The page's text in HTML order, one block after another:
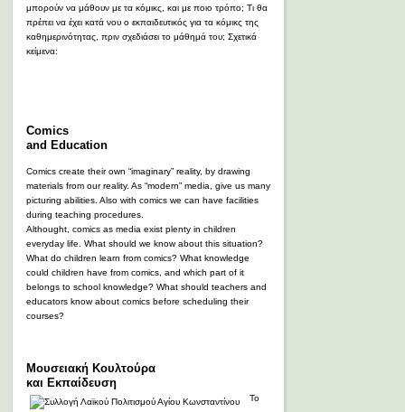
μπορούν να μάθουν με τα κόμικς, και με ποιο τρόπο; Τι θα
πρέπει να έχει κατά νου ο εκπαιδευτικός για τα κόμικς της
καθημερινότητας, πριν σχεδιάσει το μάθημά του; Σχετικά
κείμενα:
Comics
and Education
Comics create their own “imaginary” reality, by drawing
materials from our reality. As “modern” media, give us many
picturing abilities. Also with comics we can have facilities
during teaching procedures.
Althought, comics as media exist plenty in children
everyday life. What should we know about this situation?
What do children learn from comics? What knowledge
could children have from comics, and which part of it
belongs to school knowledge? What should teachers and
educators know about comics before scheduling their
courses?
Μουσειακή Κουλτούρα
και Εκπαίδευση
Το